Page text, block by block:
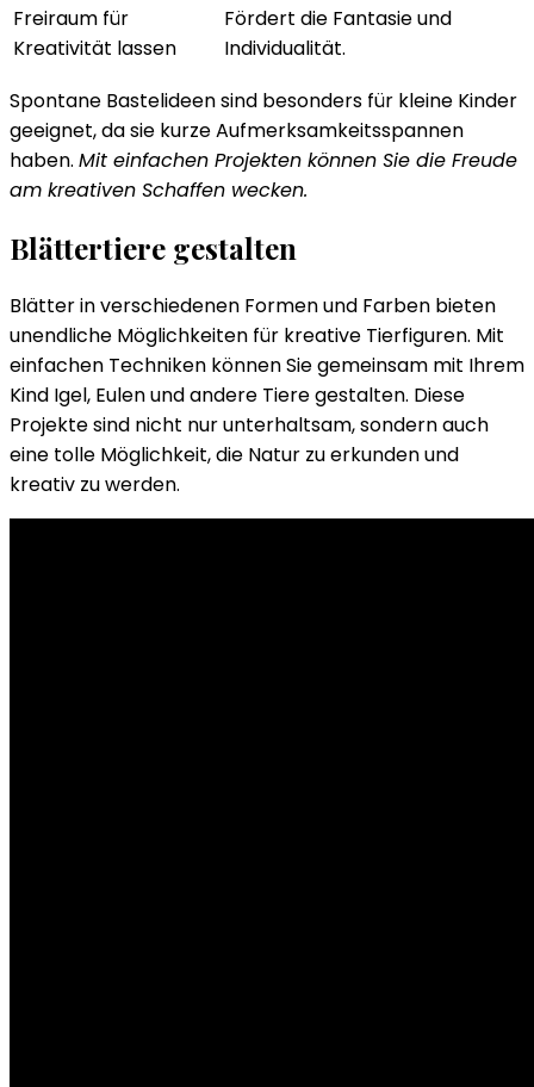
Freiraum für
Kreativität lassen
Fördert die Fantasie und
Individualität.
Spontane Bastelideen sind besonders für kleine Kinder
geeignet, da sie kurze Aufmerksamkeitsspannen
haben. Mit einfachen Projekten können Sie die Freude
am kreativen Schaffen wecken.
Blättertiere gestalten
Blätter in verschiedenen Formen und Farben bieten
unendliche Möglichkeiten für kreative Tierfiguren. Mit
einfachen Techniken können Sie gemeinsam mit Ihrem
Kind Igel, Eulen und andere Tiere gestalten. Diese
Projekte sind nicht nur unterhaltsam, sondern auch
eine tolle Möglichkeit, die Natur zu erkunden und
kreativ zu werden.